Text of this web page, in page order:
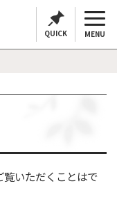
QUICK MENU
いただくことはで